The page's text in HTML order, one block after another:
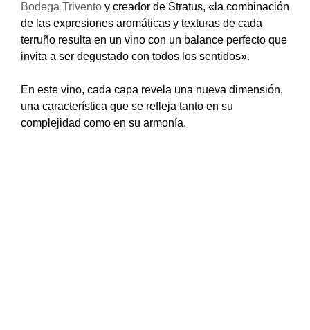
Bodega Trivento y creador de Stratus, «la combinación
de las expresiones aromáticas y texturas de cada
terruño resulta en un vino con un balance perfecto que
invita a ser degustado con todos los sentidos».
En este vino, cada capa revela una nueva dimensión,
una característica que se refleja tanto en su
complejidad como en su armonía.